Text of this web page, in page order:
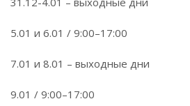
5.01 и 6.01 / 9:00–17:00
7.01 и 8.01 – выходные дни
9.01 / 9:00–17:00